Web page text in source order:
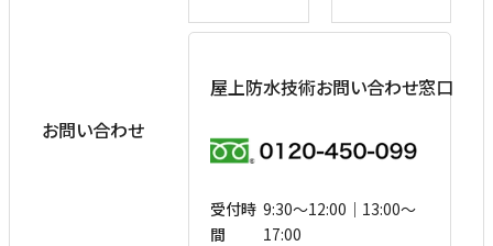
お問い合わせ
屋上防水技術お問い合わせ窓口
受付時
間
9:30〜12:00｜13:00〜
17:00